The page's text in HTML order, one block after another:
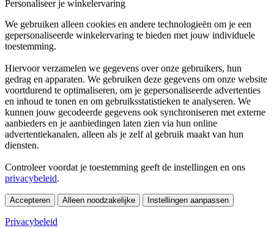
Personaliseer je winkelervaring
We gebruiken alleen cookies en andere technologieën om je een
gepersonaliseerde winkelervaring te bieden met jouw individuele
toestemming.
Hiervoor verzamelen we gegevens over onze gebruikers, hun
gedrag en apparaten. We gebruiken deze gegevens om onze website
voortdurend te optimaliseren, om je gepersonaliseerde advertenties
en inhoud te tonen en om gebruiksstatistieken te analyseren. We
kunnen jouw gecodeerde gegevens ook synchroniseren met externe
aanbieders en je aanbiedingen laten zien via hun online
advertentiekanalen, alleen als je zelf al gebruik maakt van hun
diensten.
Controleer voordat je toestemming geeft de instellingen en ons
privacybeleid.
Accepteren Alleen noodzakelijke Instellingen aanpassen
Privacybeleid